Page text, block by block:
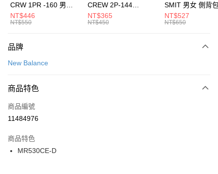
元大商業銀行
台灣樂天信用卡公司
全盈+PAY
AFTEE先享後付
【關於「AFTEE先享後付」】
便利好安心！
３．安心：先確認商品／服務後，再付款。
【「AFTEE先享後付」結帳流程】
１．於結帳方式選擇「AFTEE先享後付」後，將跳轉至「AFTEE先享後付」
２．訂單成立數日內，您將收到繳費通知簡訊。
３．收到繳費通知簡訊後14天內，點擊此簡訊中的連結，可透過四大超商／
ATM／網路銀行／等多元方式進行付款，方視為交易完成。
運送方式
每筆NT$100，滿NT$1,500(含以上)免運費
宅配
每筆NT$100，滿NT$1,500(含以上)免運費
付款後門市自取
每筆NT$100，滿NT$1,500(含以上)免運費
CRW 1PR -160 男女
中統襪 FZ3393100
NT$446
NT$550
CREW 2P-144
EMBRDY 男女 短統襪
FZ3073133
NT$365
NT$450
SMIT 男女 側背
BA5871010
NT$527
NT$650
品牌
New Balance
商品特色
商品編號
11484976
商品特色
MR530CE-D